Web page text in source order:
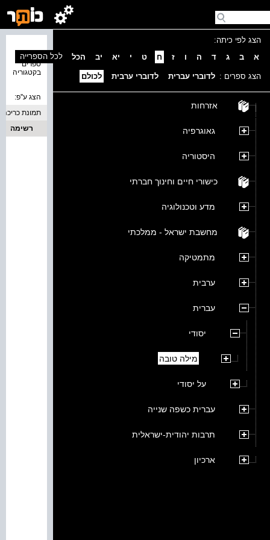
הצג לפי כיתה:
א
ב ג ד ה ו ז ח ט י יא יב הכל
הצג ספרים : לדוברי עברית לדוברי ערבית לכולם
אזרחות
גאוגרפיה
היסטוריה
כישורי חיים וחינוך חברתי
מדע וטכנולוגיה
מחשבת ישראל - ממלכתי
מתמטיקה
ערבית
עברית
יסודי
מילה טובה
על יסודי
עברית כשפה שנייה
תרבות יהודית-ישראלית
ארכיון
ספרים
בקטגוריה
לכל הספרייה
הצג ע''פ:
תמונת כריכה
רשימה